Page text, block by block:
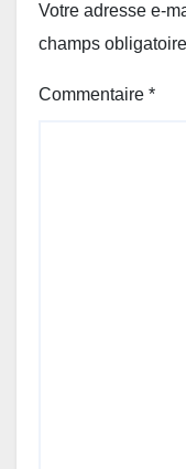
Votre adresse e-
champs
Commentaire *